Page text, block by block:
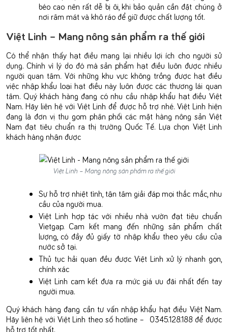
béo cao nên rất dễ bị ôi, khi bảo quản cần đặt chúng ở
nơi râm mát và khô ráo để giữ được chất lượng tốt.
Việt Linh – Mang nông sản phẩm ra thế giới
Có thể nhận thấy hạt điều mang lại nhiều lợi ích cho người sử
dụng. Chính vì lý do đó mà sản phẩm hạt điều luôn được nhiều
người quan tâm. Với những khu vực không trồng được hạt điều
việc nhập khẩu loại hạt điều này luôn được các thương lái quan
tâm. Quý khách hàng đang có nhu cầu nhập khẩu hạt điều Việt
Nam. Hãy liên hệ với Việt Linh để được hỗ trợ nhé. Việt Linh hiện
đang là đơn vị thu gom phân phối các mặt hàng nông sản Việt
Nam đạt tiêu chuẩn ra thị trường Quốc Tế. Lựa chọn Việt Linh
khách hàng nhận được
Việt Linh – Mang nông sản phẩm ra thế giới
Sự hỗ trợ nhiệt tình, tận tâm giải đáp mọi thắc mắc, nhu
cầu của người mua.
Việt Linh hợp tác với nhiều nhà vườn đạt tiêu chuẩn
Vietgap. Cam kết mang đến những sản phẩm chất
lượng, có đầy đủ giấy tờ nhập khẩu theo yêu cầu của
nước sở tại.
Thủ tục hải quan đều được Việt Linh xử lý nhanh gọn,
chính xác
Việt Linh cam kết đưa ra mức giá ưu đãi nhất đến tay
người mua.
Quý khách hàng đang cần tư vấn nhập khẩu hạt điều Việt Nam.
Hãy liên hệ với Việt Linh theo số hotline – 0345.128.188 để được
hỗ trợ tốt nhất.